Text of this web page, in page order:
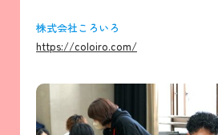
株式会社ころいろ
https://coloiro.com/